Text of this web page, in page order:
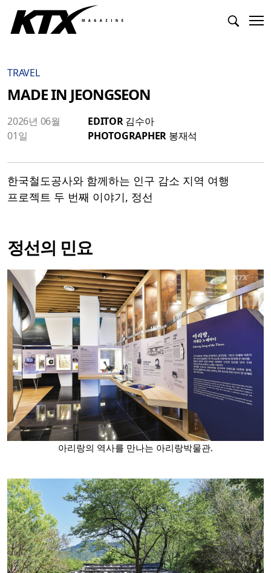
TRAVEL
MADE IN JEONGSEON
2026년 06월
01일
EDITOR김수아
PHOTOGRAPHER 봉재석
한국철도공사와 함께하는 인구 감소 지역 여행
프로젝트 두 번째 이야기, 정선
정선의 민요
아리랑의 역사를 만나는 아리랑박물관.